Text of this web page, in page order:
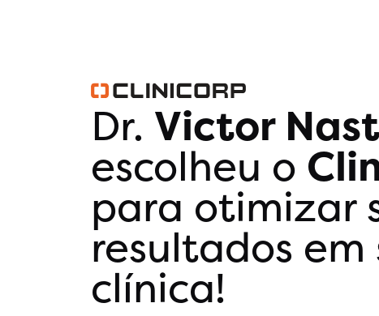
Dr. Victor
escolheu o
para otimizar
resultados em
clínica!